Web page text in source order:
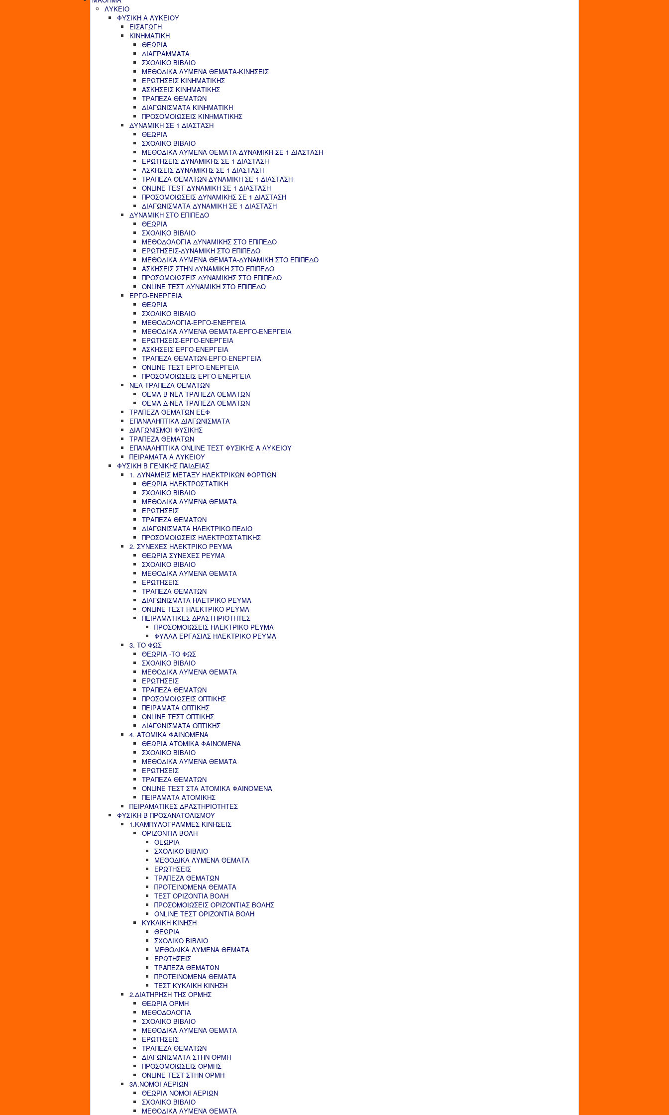
ΛΥΚΕΙΟ
ΦΥΣΙΚΗ Α ΛΥΚΕΙΟΥ
ΕΙΣΑΓΩΓΗ
ΚΙΝΗΜΑΤΙΚΗ
ΘΕΩΡΙΑ
ΔΙΑΓΡΑΜΜΑΤΑ
ΣΧΟΛΙΚΟ ΒΙΒΛΙΟ
ΜΕΘΟΔΙΚΑ ΛΥΜΕΝΑ ΘΕΜΑΤΑ-ΚΙΝΗΣΕΙΣ
ΕΡΩΤΗΣΕΙΣ ΚΙΝΗΜΑΤΙΚΗΣ
ΑΣΚΗΣΕΙΣ ΚΙΝΗΜΑΤΙΚΗΣ
ΤΡΑΠΕΖΑ ΘΕΜΑΤΩΝ
ΔΙΑΓΩΝΙΣΜΑΤΑ ΚΙΝΗΜΑΤΙΚΗ
ΠΡΟΣΟΜΟΙΩΣΕΙΣ ΚΙΝΗΜΑΤΙΚΗΣ
ΔΥΝΑΜΙΚΗ ΣΕ 1 ΔΙΑΣΤΑΣΗ
ΘΕΩΡΙΑ
ΣΧΟΛΙΚΟ ΒΙΒΛΙΟ
ΜΕΘΟΔΙΚΑ ΛΥΜΕΝΑ ΘΕΜΑΤΑ-ΔΥΝΑΜΙΚΗ ΣΕ 1 ΔΙΑΣΤΑΣΗ
ΕΡΩΤΗΣΕΙΣ ΔΥΝΑΜΙΚΗΣ ΣΕ 1 ΔΙΑΣΤΑΣΗ
ΑΣΚΗΣΕΙΣ ΔΥΝΑΜΙΚΗΣ ΣΕ 1 ΔΙΑΣΤΑΣΗ
ΤΡΑΠΕΖΑ ΘΕΜΑΤΩΝ-ΔΥΝΑΜΙΚΗ ΣΕ 1 ΔΙΑΣΤΑΣΗ
ONLINE TEST ΔΥΝΑΜΙΚΗ ΣΕ 1 ΔΙΑΣΤΑΣΗ
ΠΡΟΣΟΜΟΙΩΣΕΙΣ ΔΥΝΑΜΙΚΗΣ ΣΕ 1 ΔΙΑΣΤΑΣΗ
ΔΙΑΓΩΝΙΣΜΑΤΑ ΔΥΝΑΜΙΚΗ ΣΕ 1 ΔΙΑΣΤΑΣΗ
ΔΥΝΑΜΙΚΗ ΣΤΟ ΕΠΙΠΕΔΟ
ΘΕΩΡΙΑ
ΣΧΟΛΙΚΟ ΒΙΒΛΙΟ
ΜΕΘΟΔΟΛΟΓΙΑ ΔΥΝΑΜΙΚΗΣ ΣΤΟ ΕΠΙΠΕΔΟ
ΕΡΩΤΗΣΕΙΣ-ΔΥΝΑΜΙΚΗ ΣΤΟ ΕΠΙΠΕΔΟ
ΜΕΘΟΔΙΚΑ ΛΥΜΕΝΑ ΘΕΜΑΤΑ-ΔΥΝΑΜΙΚΗ ΣΤΟ ΕΠΙΠΕΔΟ
ΑΣΚΗΣΕΙΣ ΣΤΗΝ ΔΥΝΑΜΙΚΗ ΣΤΟ ΕΠΙΠΕΔΟ
ΠΡΟΣΟΜΟΙΩΣΕΙΣ ΔΥΝΑΜΙΚΗΣ ΣΤΟ ΕΠΙΠΕΔΟ
ONLINE ΤΕΣΤ ΔΥΝΑΜΙΚΗ ΣΤΟ ΕΠΙΠΕΔΟ
ΕΡΓΟ-ΕΝΕΡΓΕΙΑ
ΘΕΩΡΙΑ
ΣΧΟΛΙΚΟ ΒΙΒΛΙΟ
ΜΕΘΟΔΟΛΟΓΙΑ-ΕΡΓΟ-ΕΝΕΡΓΕΙΑ
ΜΕΘΟΔΙΚΑ ΛΥΜΕΝΑ ΘΕΜΑΤΑ-ΕΡΓΟ-ΕΝΕΡΓΕΙΑ
ΕΡΩΤΗΣΕΙΣ-ΕΡΓΟ-ΕΝΕΡΓΕΙΑ
ΑΣΚΗΣΕΙΣ ΕΡΓΟ-ΕΝΕΡΓΕΙΑ
ΤΡΑΠΕΖΑ ΘΕΜΑΤΩΝ-ΕΡΓΟ-ΕΝΕΡΓΕΙΑ
ONLINE ΤΕΣΤ ΕΡΓΟ-ΕΝΕΡΓΕΙΑ
ΠΡΟΣΟΜΟΙΩΣΕΙΣ-ΕΡΓΟ-ΕΝΕΡΓΕΙΑ
ΝΕΑ ΤΡΑΠΕΖΑ ΘΕΜΑΤΩΝ
ΘΕΜΑ Β-ΝΕΑ ΤΡΑΠΕΖΑ ΘΕΜΑΤΩΝ
ΘΕΜΑ Δ-ΝΕΑ ΤΡΑΠΕΖΑ ΘΕΜΑΤΩΝ
ΤΡΑΠΕΖΑ ΘΕΜΑΤΩΝ ΕΕΦ
ΕΠΑΝΑΛΗΠΤΙΚΑ ΔΙΑΓΩΝΙΣΜΑΤΑ
ΔΙΑΓΩΝΙΣΜΟΙ ΦΥΣΙΚΗΣ
ΤΡΑΠΕΖΑ ΘΕΜΑΤΩΝ
ΕΠΑΝΑΛΗΠΤΙΚΑ ONLINE ΤΕΣΤ ΦΥΣΙΚΗΣ Α ΛΥΚΕΙΟΥ
ΠΕΙΡΑΜΑΤΑ Α ΛΥΚΕΙΟΥ
ΦΥΣΙΚΗ Β ΓΕΝΙΚΗΣ ΠΑΙΔΕΙΑΣ
1. ΔΥΝΑΜΕΙΣ ΜΕΤΑΞΥ ΗΛΕΚΤΡΙΚΩΝ ΦΟΡΤΙΩΝ
ΘΕΩΡΙΑ ΗΛΕΚΤΡΟΣΤΑΤΙΚΗ
ΣΧΟΛΙΚΟ ΒΙΒΛΙΟ
ΜΕΘΟΔΙΚΑ ΛΥΜΕΝΑ ΘΕΜΑΤΑ
ΕΡΩΤΗΣΕΙΣ
ΤΡΑΠΕΖΑ ΘΕΜΑΤΩΝ
ΔΙΑΓΩΝΙΣΜΑΤΑ ΗΛΕΚΤΡΙΚΟ ΠΕΔΙΟ
ΠΡΟΣΟΜΟΙΩΣΕΙΣ ΗΛΕΚΤΡΟΣΤΑΤΙΚΗΣ
2. ΣΥΝΕΧΕΣ ΗΛΕΚΤΡΙΚΟ ΡΕΥΜΑ
ΘΕΩΡΙΑ ΣΥΝΕΧΕΣ ΡΕΥΜΑ
ΣΧΟΛΙΚΟ ΒΙΒΛΙΟ
ΜΕΘΟΔΙΚΑ ΛΥΜΕΝΑ ΘΕΜΑΤΑ
ΕΡΩΤΗΣΕΙΣ
ΤΡΑΠΕΖΑ ΘΕΜΑΤΩΝ
ΔΙΑΓΩΝΙΣΜΑΤΑ ΗΛΕΤΡΙΚΟ ΡΕΥΜΑ
ONLINE ΤΕΣΤ ΗΛΕΚΤΡΙΚΟ ΡΕΥΜΑ
ΠΕΙΡΑΜΑΤΙΚΕΣ ΔΡΑΣΤΗΡΙΟΤΗΤΕΣ
ΠΡΟΣΟΜΟΙΩΣΕΙΣ ΗΛΕΚΤΡΙΚΟ ΡΕΥΜΑ
ΦΥΛΛΑ ΕΡΓΑΣΙΑΣ ΗΛΕΚΤΡΙΚΟ ΡΕΥΜΑ
3. ΤΟ ΦΩΣ
ΘΕΩΡΙΑ -ΤΟ ΦΩΣ
ΣΧΟΛΙΚΟ ΒΙΒΛΙΟ
ΜΕΘΟΔΙΚΑ ΛΥΜΕΝΑ ΘΕΜΑΤΑ
ΕΡΩΤΗΣΕΙΣ
ΤΡΑΠΕΖΑ ΘΕΜΑΤΩΝ
ΠΡΟΣΟΜΟΙΩΣΕΙΣ ΟΠΤΙΚΗΣ
ΠΕΙΡΑΜΑΤΑ ΟΠΤΙΚΗΣ
ONLINE ΤΕΣΤ ΟΠΤΙΚΗΣ
ΔΙΑΓΩΝΙΣΜΑΤΑ ΟΠΤΙΚΗΣ
4. ΑΤΟΜΙΚΑ ΦΑΙΝΟΜΕΝΑ
ΘΕΩΡΙΑ ΑΤΟΜΙΚΑ ΦΑΙΝΟΜΕΝΑ
ΣΧΟΛΙΚΟ ΒΙΒΛΙΟ
ΜΕΘΟΔΙΚΑ ΛΥΜΕΝΑ ΘΕΜΑΤΑ
ΕΡΩΤΗΣΕΙΣ
ΤΡΑΠΕΖΑ ΘΕΜΑΤΩΝ
ONLINE ΤΕΣΤ ΣΤΑ ΑΤΟΜΙΚΑ ΦΑΙΝΟΜΕΝΑ
ΠΕΙΡΑΜΑΤΑ ΑΤΟΜΙΚΗΣ
ΠΕΙΡΑΜΑΤΙΚΕΣ ΔΡΑΣΤΗΡΙΟΤΗΤΕΣ
ΦΥΣΙΚΗ Β ΠΡΟΣΑΝΑΤΟΛΙΣΜΟΥ
1.ΚΑΜΠΥΛΟΓΡΑΜΜΕΣ ΚΙΝΗΣΕΙΣ
ΟΡΙΖΟΝΤΙΑ ΒΟΛΗ
ΘΕΩΡΙΑ
ΣΧΟΛΙΚΟ ΒΙΒΛΙΟ
ΜΕΘΟΔΙΚΑ ΛΥΜΕΝΑ ΘΕΜΑΤΑ
ΕΡΩΤΗΣΕΙΣ
ΤΡΑΠΕΖΑ ΘΕΜΑΤΩΝ
ΠΡΟΤΕΙΝΟΜΕΝΑ ΘΕΜΑΤΑ
ΤΕΣΤ ΟΡΙΖΟΝΤΙΑ ΒΟΛΗ
ΠΡΟΣΟΜΟΙΩΣΕΙΣ ΟΡΙΖΟΝΤΙΑΣ ΒΟΛΗΣ
ONLINE ΤΕΣΤ ΟΡΙΖΟΝΤΙΑ ΒΟΛΗ
ΚΥΚΛΙΚΗ ΚΙΝΗΣΗ
ΘΕΩΡΙΑ
ΣΧΟΛΙΚΟ ΒΙΒΛΙΟ
ΜΕΘΟΔΙΚΑ ΛΥΜΕΝΑ ΘΕΜΑΤΑ
ΕΡΩΤΗΣΕΙΣ
ΤΡΑΠΕΖΑ ΘΕΜΑΤΩΝ
ΠΡΟΤΕΙΝΟΜΕΝΑ ΘΕΜΑΤΑ
ΤΕΣΤ ΚΥΚΛΙΚΗ ΚΙΝΗΣΗ
2.ΔΙΑΤΗΡΗΣΗ ΤΗΣ ΟΡΜΗΣ
ΘΕΩΡΙΑ ΟΡΜΗ
ΜΕΘΟΔΟΛΟΓΙΑ
ΣΧΟΛΙΚΟ ΒΙΒΛΙΟ
ΜΕΘΟΔΙΚΑ ΛΥΜΕΝΑ ΘΕΜΑΤΑ
ΕΡΩΤΗΣΕΙΣ
ΤΡΑΠΕΖΑ ΘΕΜΑΤΩΝ
ΔΙΑΓΩΝΙΣΜΑΤΑ ΣΤΗΝ ΟΡΜΗ
ΠΡΟΣΟΜΟΙΩΣΕΙΣ ΟΡΜΗΣ
ONLINE ΤΕΣΤ ΣΤΗΝ ΟΡΜΗ
3Α.ΝΟΜΟΙ ΑΕΡΙΩΝ
ΘΕΩΡΙΑ ΝΟΜΟΙ ΑΕΡΙΩΝ
ΣΧΟΛΙΚΟ ΒΙΒΛΙΟ
ΜΕΘΟΔΙΚΑ ΛΥΜΕΝΑ ΘΕΜΑΤΑ